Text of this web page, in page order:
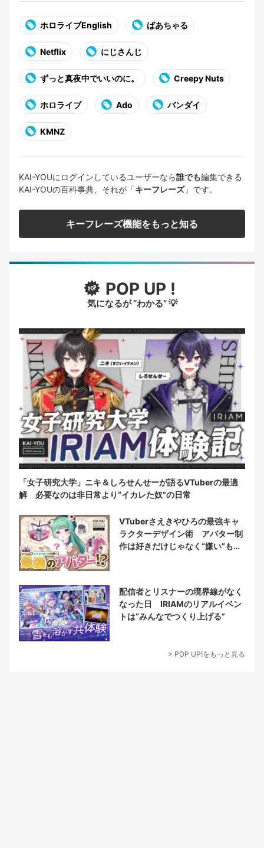
ホロライブEnglish ばあちゃる
Netflix にじさんじ
ずっと真夜中でいいのに。 Creepy Nuts
ホロライブ Ado バンダイ
KMNZ
KAI-YOUにログインしているユーザーなら誰でも編集できる
KAI-YOUの百科事典、それが「キーフレーズ」です。
キーフレーズ機能をもっと知る
POP UP !
気になるが “わかる” 💡
「女子研究大学」ニキ＆しろせんせーが語るVTuberの最適
解 必要なのは非日常より“イカレた奴”の日常
VTuberさえきやひろの最強キャ
ラクターデザイン術 アバター制
作は好きだけじゃなく“嫌い”もブ
配信者とリスナーの境界線がなく
なった日 IRIAMのリアルイベン
トは“みんなでつくり上げる”
> POP UP!をもっと見る